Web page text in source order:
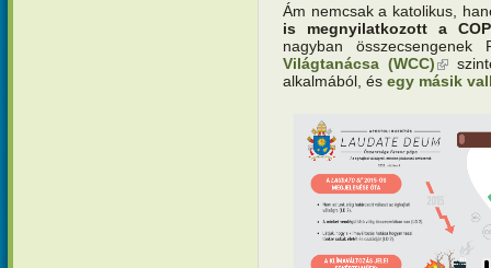
Ám nemcsak a katolikus,
is megnyilatkozott a
nagyban
Világtanácsa (WCC) (külső
alkalmából, és egy másik